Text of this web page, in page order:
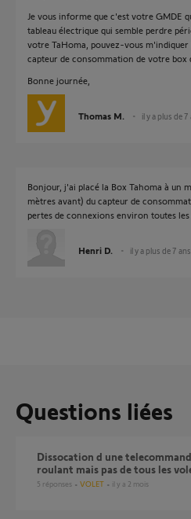
Je vous informe que c'est votre GMDE
tableau électrique qui semble perdre
votre TaHoma, pouvez-vous m'indiquer
capteur de consommation de votre box
Bonne journée,
Thomas M. il y a plus de 7
Bonjour, j'ai placé la Box Tahoma à un
mètres avant) du capteur de
pertes de connexions environ toutes les
Henri D. il y a plus de 7 ans
Questions liées
dissocation d une telecommande somfy rts d un volet
roulant mais pas de tous les
5 réponses VOLET il y a 2 mois